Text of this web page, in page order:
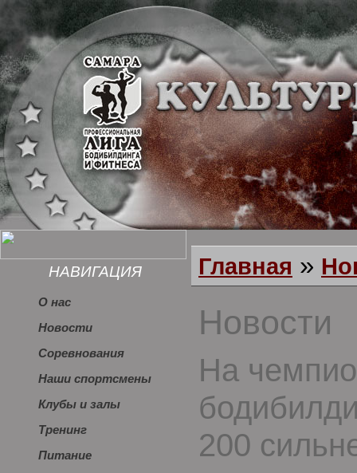
НАВИГАЦИЯ
О нас
Новости
Соревнования
Наши спортсмены
Клубы и залы
Тренинг
Питание
Главная »
Новости
На
200